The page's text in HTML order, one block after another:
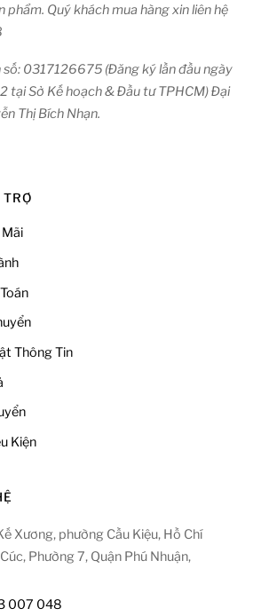
phẩm. Quý khách mua hàng xin liên hệ
số: 0317126675 (Đăng ký lần đầu ngày
tại Sở Kế hoạch & Đầu tư TPHCM) Đại
Thị Bích Nhạn.
Thông Tin
Kiện
Xương, phường Cầu Kiệu, Hồ Chí
Phường 7, Quận Phú Nhuận,
007 048